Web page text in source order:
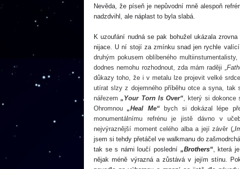
Nevěda, že píseň je nepůvodní mně alespoň
nadzdvihl , ale náplast to byla slabá.
Kuzoufání nudná se pak bohužel ukázala
nijace. U ní stojí za zmínku snad jen rychle
druhým pokusem oblíbeného
dodnes nemohu rozhodnout, zda mám raději
důkazy toho, že i v metalu lze projevit velké
utírat slzy z dojemného příběhu otce a syna,
nářezem„Your Torn Is Over“, který si dokonce
Ohromnou„Heal Me“bych si dokázal lépe
monumentálnímu refrénu je jistě dávno v
nejvýraznější moment celého alba a její závěr („
jsem si tehdy přetáčel ve walkmanu do
tak se s námi loučí poslední „Brothers“, která
nějakméně výrazná a zůstává v jejím stínu.